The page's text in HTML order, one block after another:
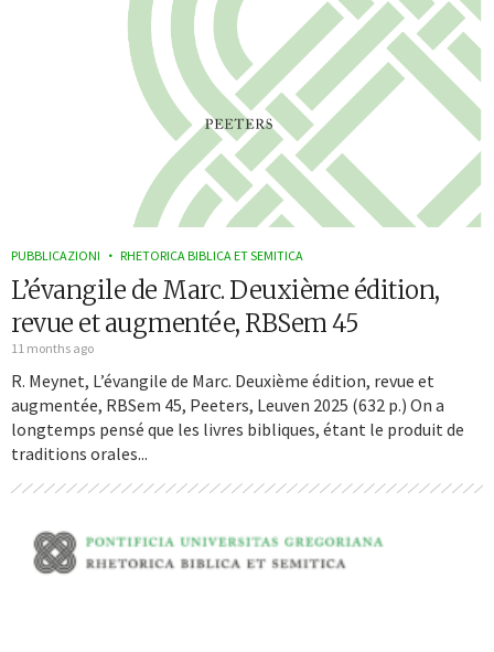
PUBBLICAZIONI RHETORICA BIBLICA ET SEMITICA
L’évangile de Marc. Deuxième édition,
revue et augmentée, RBSem 45
11 months ago
R. Meynet, L’évangile de Marc. Deuxième édition, revue et
augmentée, RBSem 45, Peeters, Leuven 2025 (632 p.) On a
longtemps pensé que les livres bibliques, étant le produit de
traditions orales...